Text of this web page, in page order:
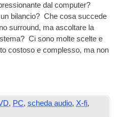
dal computer?
bilancio? Che cosa succede
surround, ma ascoltare la
Ci sono molte scelte e
costoso e complesso, ma non
, PC,scheda audio, X-fi,